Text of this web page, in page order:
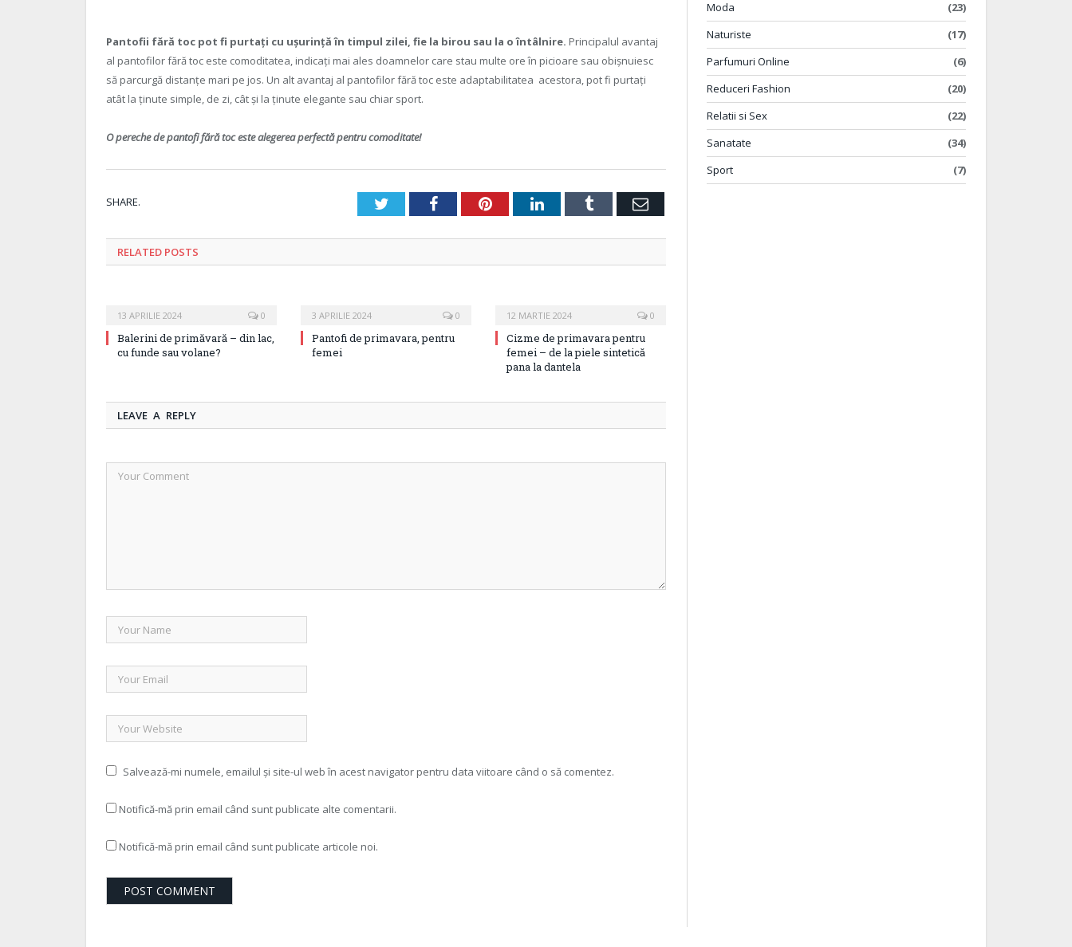
Pantofii fără toc pot fi purtați cu ușurință în timpul zilei, fie la birou sau la o întâlnire. Principalul avantaj
al pantofilor fără toc este comoditatea, indicați mai ales doamnelor care stau multe ore în picioare sau obișnuiesc
să parcurgă distanțe mari pe jos. Un alt avantaj al pantofilor fără toc este adaptabilitatea acestora, pot fi purtați
atât la ținute simple, de zi, cât și la ținute elegante sau chiar sport.
O pereche de pantofi fără toc este alegerea perfectă pentru comoditate!
SHARE. TwitterFacebookPinterestLinkedInTumblr Email
RELATED POSTS
13 APRILIE 2024 0
Balerini de primăvară – din lac,
cu funde sau volane?
3 APRILIE 2024 0
Pantofi de primavara, pentru
femei
12 MARTIE 2024 0
Cizme de primavara pentru
femei – de la piele sintetică
pana la dantela
LEAVE A REPLY
Salvează-mi numele, emailul și site-ul web în acest navigator pentru data viitoare când o să comentez.
Notifică-mă prin email când sunt publicate alte comentarii.
Notifică-mă prin email când sunt publicate articole noi.
Moda
(23)
Naturiste
(17)
Parfumuri Online
(6)
Reduceri Fashion
(20)
Relatii si Sex
(22)
Sanatate
(34)
Sport
(7)